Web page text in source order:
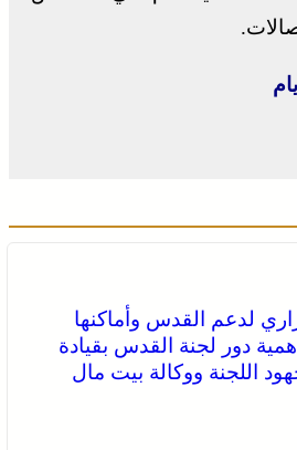
لدعم القدس وأماكنها
دور لجنة القدس بقيادة
اللجنة ووكالة بيت مال